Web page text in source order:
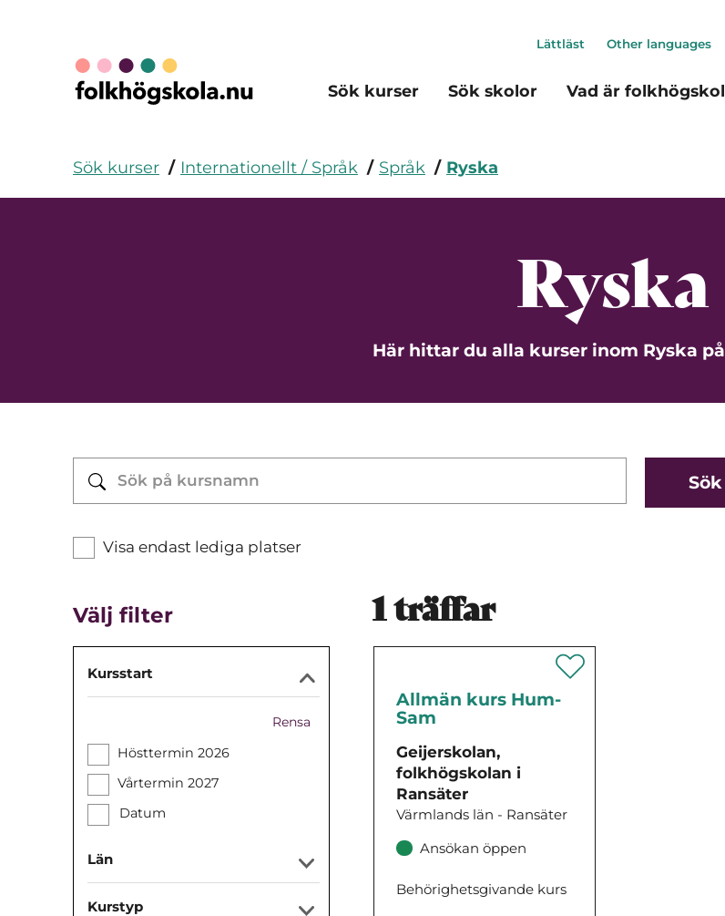
Sök kurser Sök skolor Vad är
Lättläst Other languages
Sök kurser Internationellt / Språk Språk Ryska
Ryska
Här hittar du alla kurser inom Ryska
Visa endast lediga platser
Välj filter 1träffar
Kursstart
Rensa
Hösttermin 2026
Vårtermin 2027
Datum
Län
Kurstyp
Allmän kurs Hum-
Sam
Geijerskolan,
folkhögskolan i
Ransäter
Värmlands län - Ransäter
Ansökan öppen
Behörighetsgivande kurs